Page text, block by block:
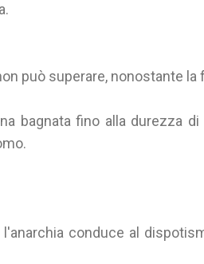
può superare, nonostante la
bagnata fino alla durezza
l'anarchia conduce al